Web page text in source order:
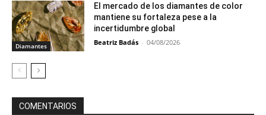
Diamantes
El mercado de los diamantes de color
mantiene su fortaleza pese a la
incertidumbre global
Beatriz Badás - 04/08/2026
COMENTARIOS